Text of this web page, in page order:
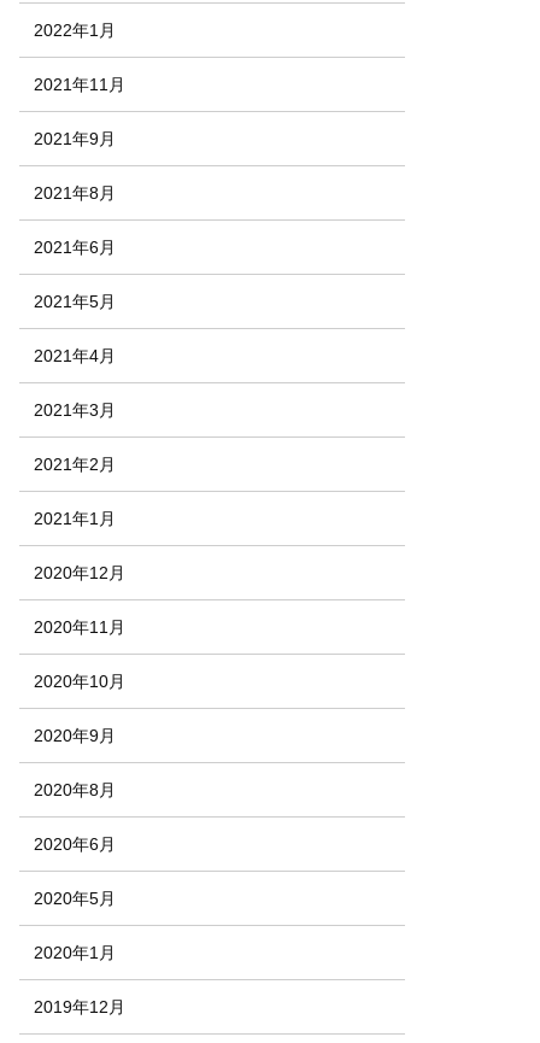
2022年1月
2021年11月
2021年9月
2021年8月
2021年6月
2021年5月
2021年4月
2021年3月
2021年2月
2021年1月
2020年12月
2020年11月
2020年10月
2020年9月
2020年8月
2020年6月
2020年5月
2020年1月
2019年12月